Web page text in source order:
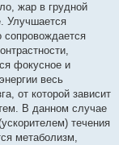
жар в грудной
Улучшается
сопровождается
фокусное и
весь
от которой зависит
В данном случае
течения
метаболизм,